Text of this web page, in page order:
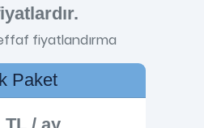
fiyatlandırma
Paket